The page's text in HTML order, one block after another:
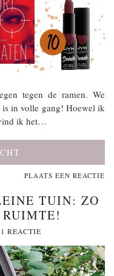
tegen de ramen. We
in volle gang! Hoewel ik
ik het…
PLAATS EEN REACTIE
TUIN: ZO
1 REACTIE